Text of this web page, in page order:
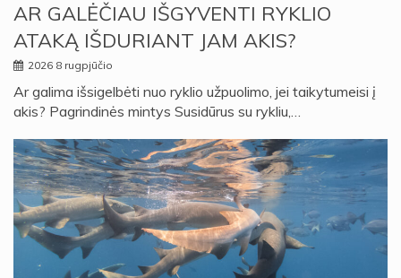
AR GALĖČIAU IŠGYVENTI RYKLIO
ATAKĄ IŠDURIANT JAM AKIS?
2026 8 rugpjūčio
Ar galima išsigelbėti nuo ryklio užpuolimo, jei taikytumeisi į
akis? Pagrindinės mintys Susidūrus su rykliu,…